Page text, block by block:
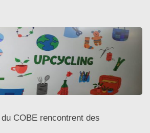
COBE rencontrent des